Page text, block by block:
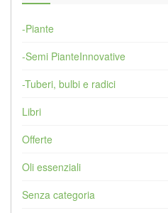
-Piante
-Semi PianteInnovative
-Tuberi, bulbi e radici
Libri
Offerte
Oli essenziali
Senza categoria